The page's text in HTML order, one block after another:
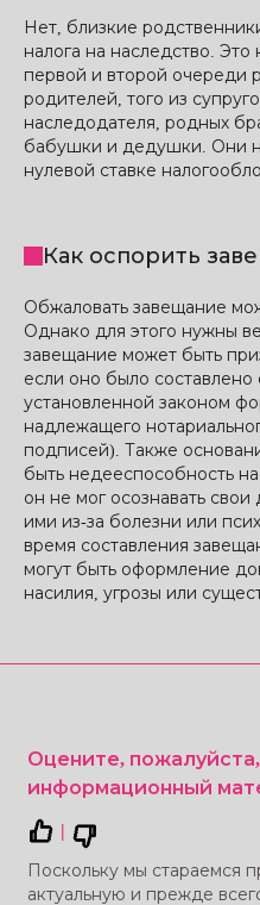
Нет, близкие
налога на наследство. Это
первой и второй очереди
родителей, того из
наследодателя, родных
бабушки и дедушки. Они
нулевой ставке
Как оспорить
Обжаловать завещание
Однако для этого нужны
завещание может быть
если оно было
установленной законом
надлежащего
подписей). Также
быть недееспособность
он не мог осознавать
ими из-за болезни или
время составления
могут быть оформление
насилия, угрозы или
Оцените,
информационный
|
Поскольку мы стараемся
актуальную и прежде